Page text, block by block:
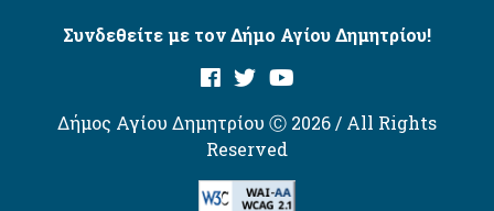
Συνδεθείτε με τον Δήμο Αγίου Δημητρίου!
Δήμος Αγίου Δημητρίου Ⓒ 2026 / All Rights
Reserved